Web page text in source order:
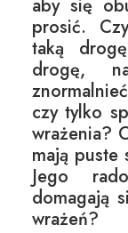
aby się
prosić.
taką
drogę,
czy tylko
wrażenia?
mają puste
Jego
domagają
wrażeń?